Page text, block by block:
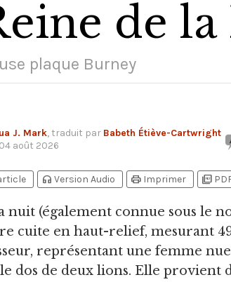
de
plaque Burney
J. Mark, traduit par Babeth Étiève-Cartwright
04 août 2026
headphones Version Audio print Imprimer picture_as_pdf
nuit (également connue sous le
cuite en haut-relief, mesurant
représentant une femme
dos de deux lions. Elle provient